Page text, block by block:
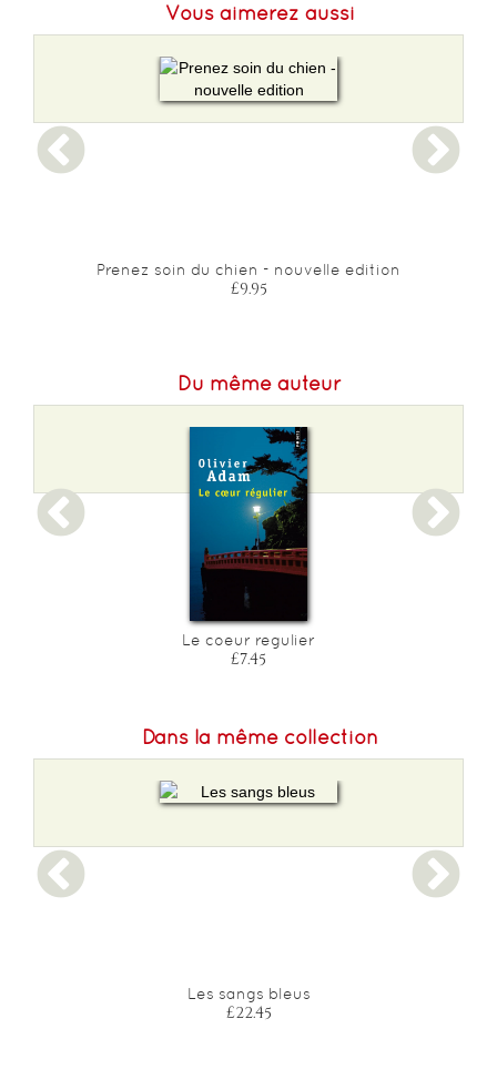
Vous aimerez aussi
Prenez soin du chien - nouvelle edition
£9.95
Du même auteur
Le coeur regulier
£7.45
Dans la même collection
Les sangs bleus
£22.45